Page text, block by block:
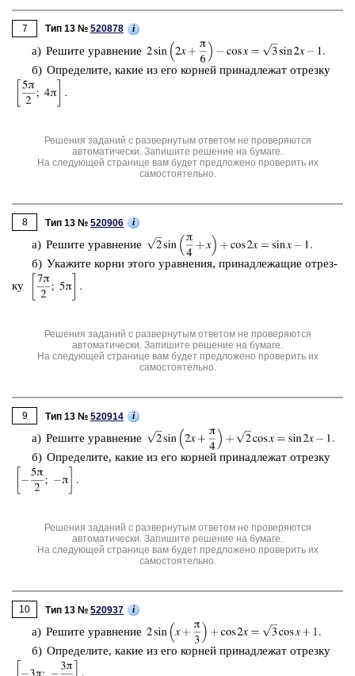
7 Тип 13 № 520878 i
а) Ре­ши­те урав­не­ние
б) Опре­де­ли­те, какие из его кор­ней при­над­ле­жат от­рез­ку
Решения заданий с развернутым ответом не проверяются
автоматически. Запишите решение на бумаге.
На следующей странице вам будет предложено проверить их
самостоятельно.
8 Тип 13 № 520906 i
а) Ре­ши­те урав­не­ние
б) Ука­жи­те корни этого урав­не­ния, при­над­ле­жа­щие от­рез­
ку
Решения заданий с развернутым ответом не проверяются
автоматически. Запишите решение на бумаге.
На следующей странице вам будет предложено проверить их
самостоятельно.
9 Тип 13 № 520914 i
а) Ре­ши­те урав­не­ние
б) Опре­де­ли­те, какие из его кор­ней при­над­ле­жат от­рез­ку
Решения заданий с развернутым ответом не проверяются
автоматически. Запишите решение на бумаге.
На следующей странице вам будет предложено проверить их
самостоятельно.
10 Тип 13 № 520937 i
а) Ре­ши­те урав­не­ние
б) Опре­де­ли­те, какие из его кор­ней при­над­ле­жат от­рез­ку